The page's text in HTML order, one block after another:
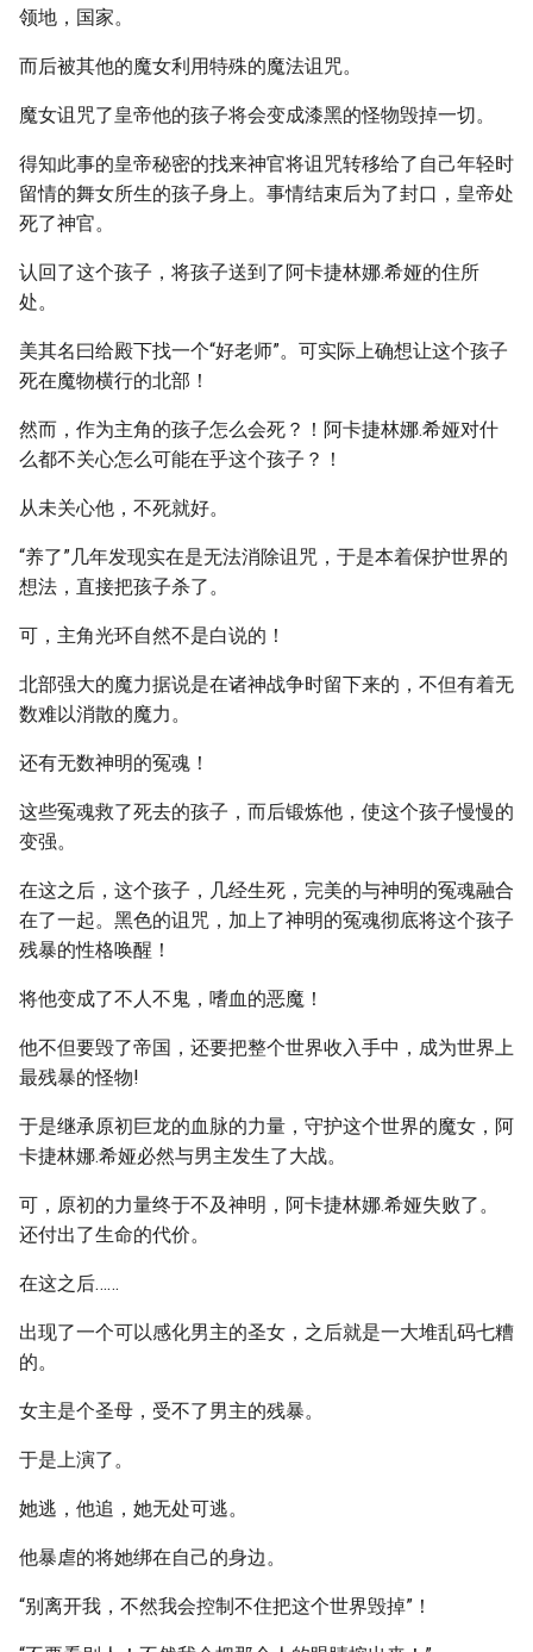
领地，国家。
而后被其他的魔女利用特殊的魔法诅咒。
魔女诅咒了皇帝他的孩子将会变成漆黑的怪物毁掉一切。
得知此事的皇帝秘密的找来神官将诅咒转移给了自己年轻时
留情的舞女所生的孩子身上。事情结束后为了封口，皇帝处
死了神官。
认回了这个孩子，将孩子送到了阿卡捷林娜.希娅的住所
处。
美其名曰给殿下找一个“好老师”。可实际上确想让这个孩子
死在魔物横行的北部！
然而，作为主角的孩子怎么会死？！阿卡捷林娜.希娅对什
么都不关心怎么可能在乎这个孩子？！
从未关心他，不死就好。
“养了”几年发现实在是无法消除诅咒，于是本着保护世界的
想法，直接把孩子杀了。
可，主角光环自然不是白说的！
北部强大的魔力据说是在诸神战争时留下来的，不但有着无
数难以消散的魔力。
还有无数神明的冤魂！
这些冤魂救了死去的孩子，而后锻炼他，使这个孩子慢慢的
变强。
在这之后，这个孩子，几经生死，完美的与神明的冤魂融合
在了一起。黑色的诅咒，加上了神明的冤魂彻底将这个孩子
残暴的性格唤醒！
将他变成了不人不鬼，嗜血的恶魔！
他不但要毁了帝国，还要把整个世界收入手中，成为世界上
最残暴的怪物!
于是继承原初巨龙的血脉的力量，守护这个世界的魔女，阿
卡捷林娜.希娅必然与男主发生了大战。
可，原初的力量终于不及神明，阿卡捷林娜.希娅失败了。
还付出了生命的代价。
在这之后……
出现了一个可以感化男主的圣女，之后就是一大堆乱码七糟
的。
女主是个圣母，受不了男主的残暴。
于是上演了。
她逃，他追，她无处可逃。
他暴虐的将她绑在自己的身边。
“别离开我，不然我会控制不住把这个世界毁掉”！